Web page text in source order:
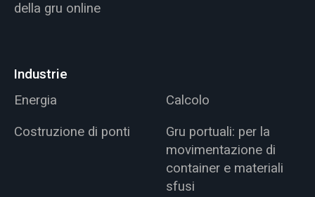
della gru online
Industrie
Energia
Calcolo
Costruzione di ponti
Gru portuali: per la
movimentazione di
container e materiali
sfusi